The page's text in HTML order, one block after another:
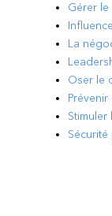
Gérer
La
Oser le